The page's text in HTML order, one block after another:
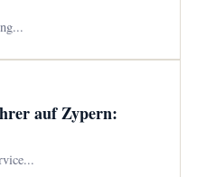
auf Zypern: